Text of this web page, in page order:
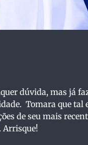
dúvida, mas já
Tomara que tal
de seu mais
Arrisque!